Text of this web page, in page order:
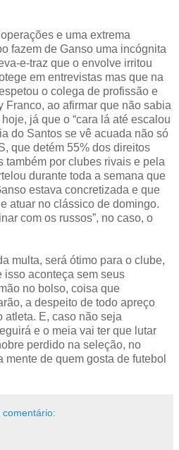
e uma extrema
fazem de Ganso uma incógnita
e-traz que o envolve irritou
em entrevistas mas que na
o colega de profissão e
Franco, ao afirmar que não sabia
já que o “cara lá até escalou
do Santos se vê acuada não só
que detém 55% dos direitos
também por clubes rivais e pela
durante toda a semana que
estava concretizada e que
atuar no clássico de domingo.
com os russos”, no caso, o
multa, será ótimo para o clube,
isso aconteça sem seus
no bolso, coisa que
a despeito de todo apreço
atleta. E, caso não seja
e o meia vai ter que lutar
perdido na seleção, no
de quem gosta de futebol
comentário: